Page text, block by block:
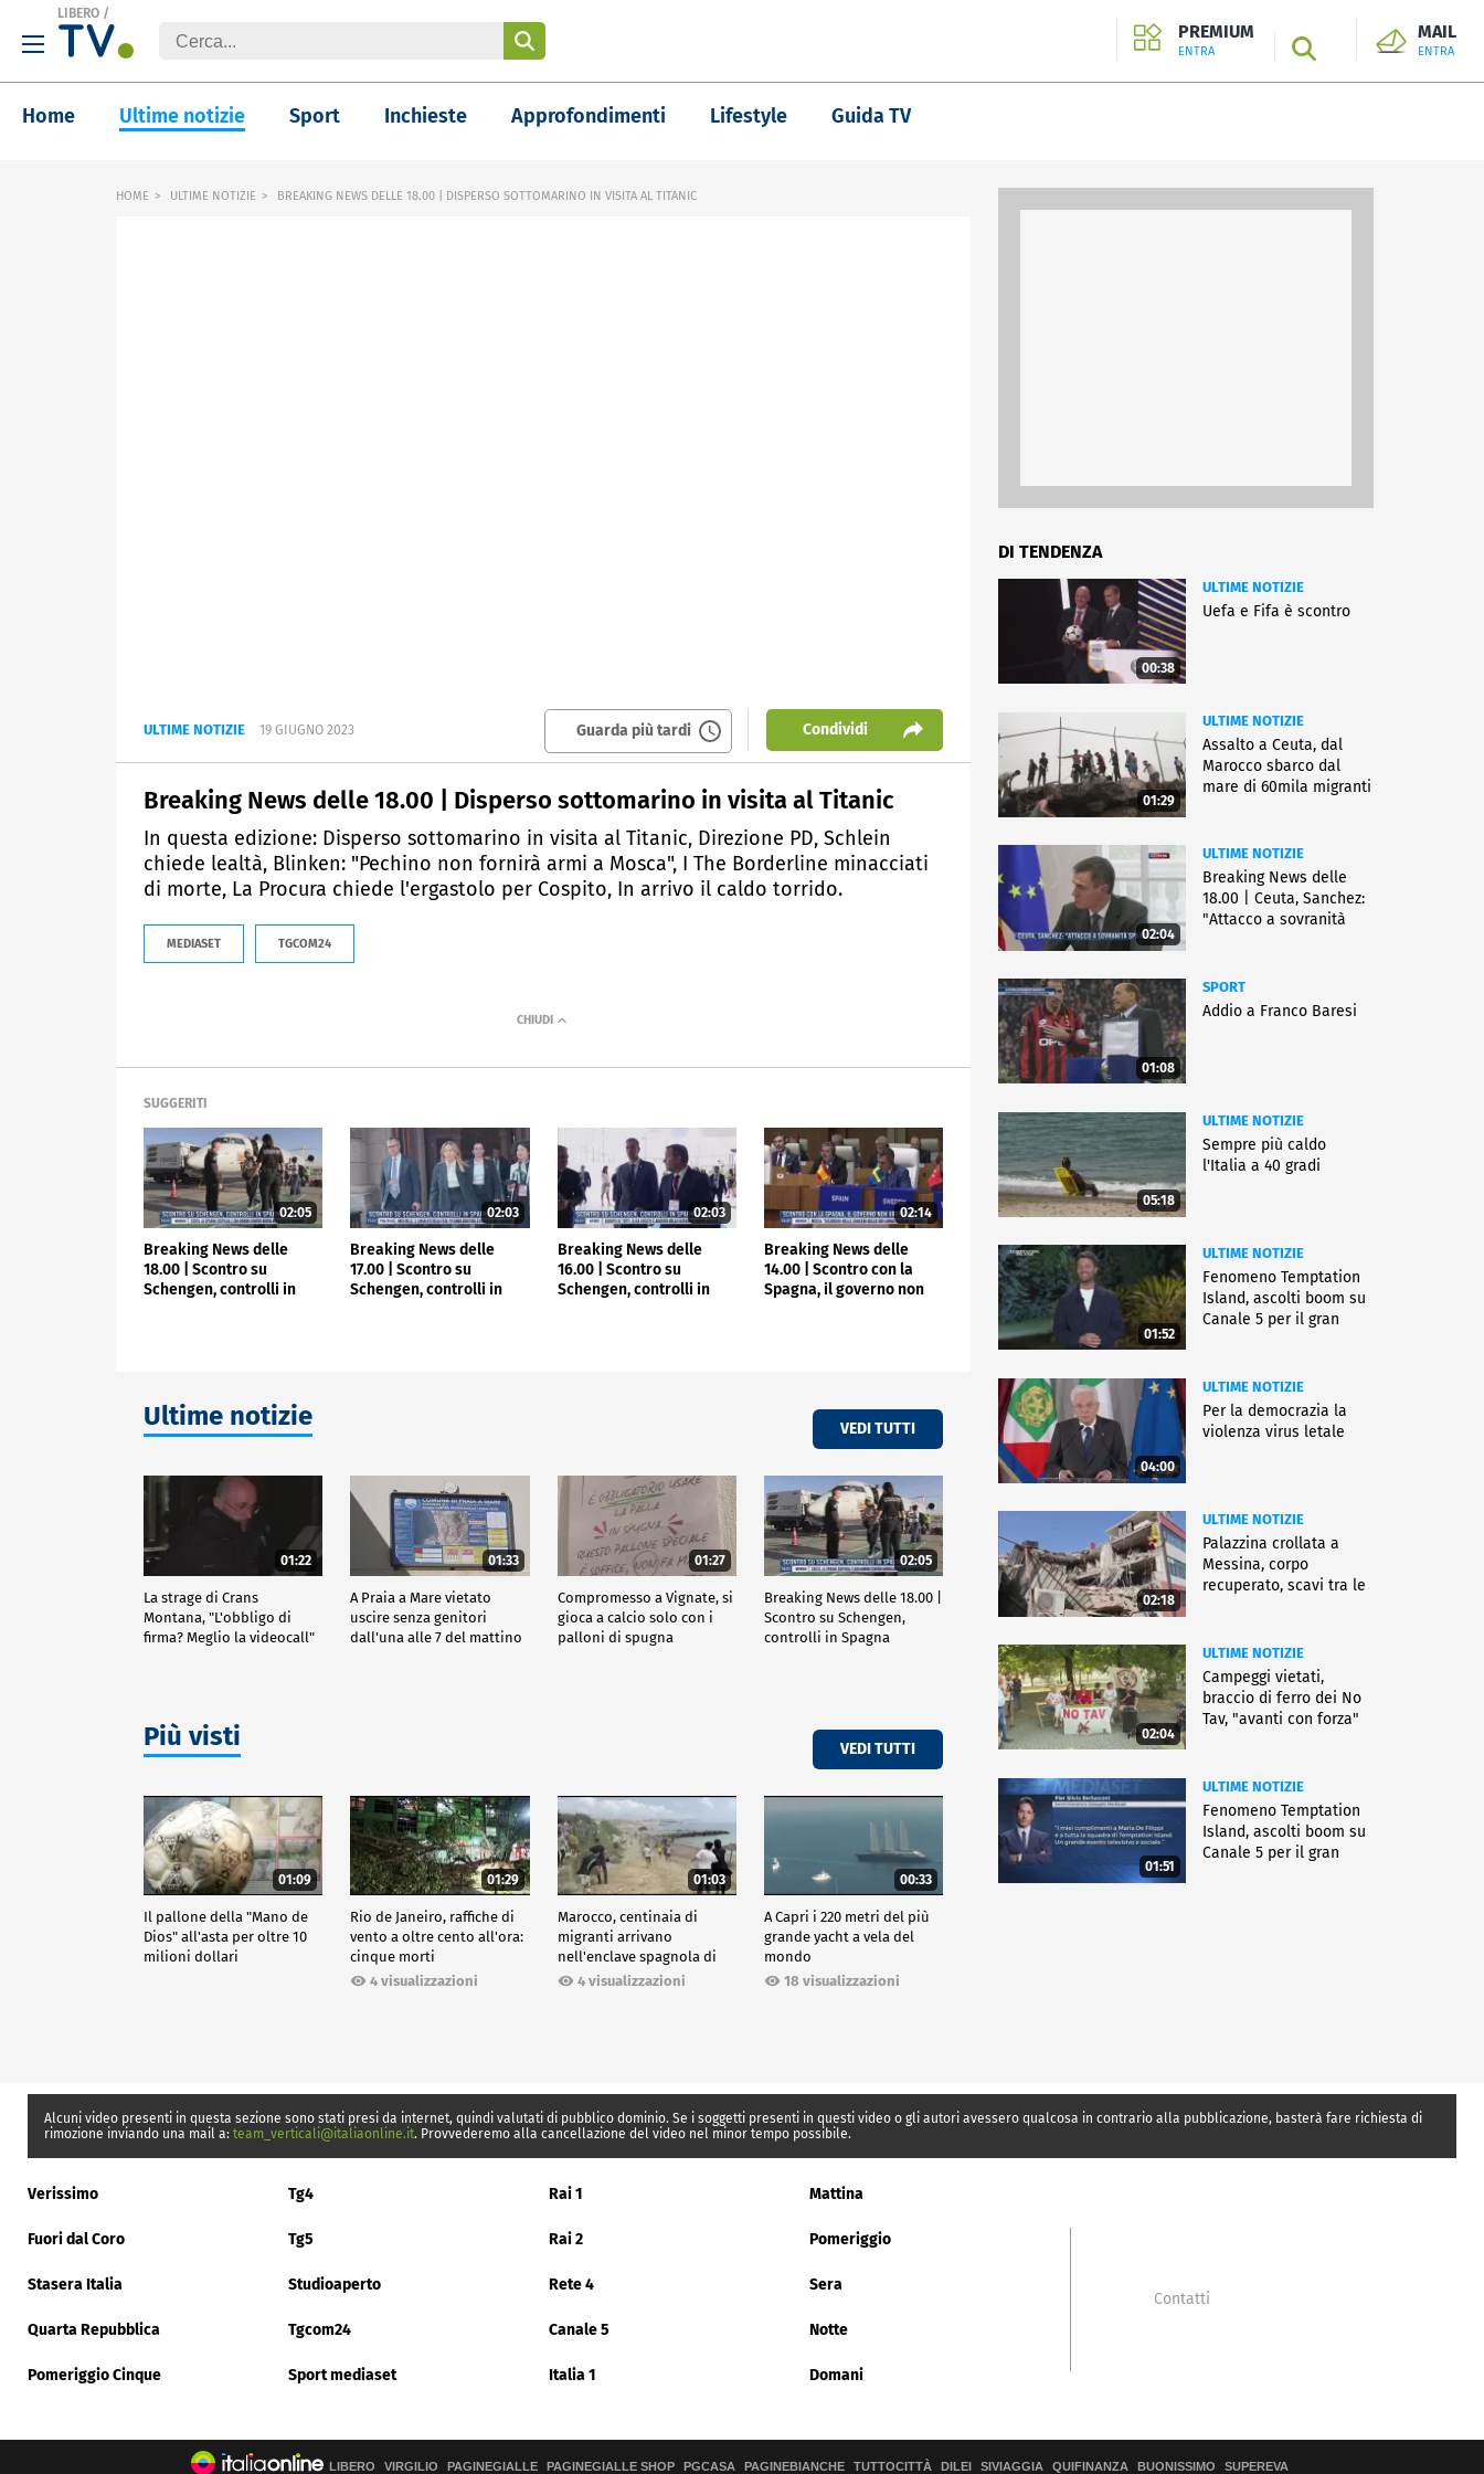
LIBERO /
PREMIUM
ENTRA SEARCH
MAIL
ENTRA
Home Ultime notizie Sport Inchieste Approfondimenti Lifestyle Guida TV
HOME ULTIME NOTIZIE BREAKING NEWS DELLE 18.00 | DISPERSO SOTTOMARINO IN VISITA AL TITANIC
ULTIME NOTIZIE 19 GIUGNO 2023 Guarda più tardi Condividi
Breaking News delle 18.00 | Disperso sottomarino in visita al Titanic
In questa edizione: Disperso sottomarino in visita al Titanic, Direzione PD, Schlein
chiede lealtà, Blinken: "Pechino non fornirà armi a Mosca", I The Borderline minacciati
di morte, La Procura chiede l'ergastolo per Cospito, In arrivo il caldo torrido.
MEDIASET TGCOM24
SUGGERITI
02:05
Breaking News delle
18.00 | Scontro su
Schengen, controlli in
02:03
Breaking News delle
17.00 | Scontro su
Schengen, controlli in
02:03
Breaking News delle
16.00 | Scontro su
Schengen, controlli in
02:14
Breaking News delle
14.00 | Scontro con la
Spagna, il governo non
Ultime notizie VEDI TUTTI
01:22
La strage di Crans
Montana, "L'obbligo di
firma? Meglio la videocall"
01:33
A Praia a Mare vietato
uscire senza genitori
dall'una alle 7 del mattino
01:27
Compromesso a Vignate, si
gioca a calcio solo con i
palloni di spugna
02:05
Breaking News delle 18.00 |
Scontro su Schengen,
controlli in Spagna
Più visti VEDI TUTTI
01:09
Il pallone della "Mano de
Dios" all'asta per oltre 10
milioni dollari
01:29
Rio de Janeiro, raffiche di
vento a oltre cento all'ora:
cinque morti
4 visualizzazioni
01:03
Marocco, centinaia di
migranti arrivano
nell'enclave spagnola di
Ceuta4 visualizzazioni
00:33
A Capri i 220 metri del più
grande yacht a vela del
mondo
18 visualizzazioni
DI TENDENZA
00:38
ULTIME NOTIZIE
Uefa e Fifa è scontro
01:29
ULTIME NOTIZIE
Assalto a Ceuta, dal
Marocco sbarco dal
mare di 60mila migranti
02:04
ULTIME NOTIZIE
Breaking News delle
18.00 | Ceuta, Sanchez:
"Attacco a sovranità
01:08
SPORT
Addio a Franco Baresi
05:18
ULTIME NOTIZIE
Sempre più caldo
l'Italia a 40 gradi
01:52
ULTIME NOTIZIE
Fenomeno Temptation
Island, ascolti boom su
Canale 5 per il gran
04:00
ULTIME NOTIZIE
Per la democrazia la
violenza virus letale
02:18
ULTIME NOTIZIE
Palazzina crollata a
Messina, corpo
recuperato, scavi tra le
02:04
ULTIME NOTIZIE
Campeggi vietati,
braccio di ferro dei No
Tav, "avanti con forza"
01:51
ULTIME NOTIZIE
Fenomeno Temptation
Island, ascolti boom su
Canale 5 per il gran
Alcuni video presenti in questa sezione sono stati presi da internet, quindi valutati di pubblico dominio. Se i soggetti presenti in questi video o gli autori avessero qualcosa in contrario alla pubblicazione, basterà fare richiesta di
rimozione inviando una mail a: team_verticali@italiaonline.it. Provvederemo alla cancellazione del video nel minor tempo possibile.
Verissimo Tg4 Rai 1 Mattina
Fuori dal Coro Tg5 Rai 2 Pomeriggio
Stasera Italia Studioaperto Rete 4 Sera
Quarta Repubblica Tgcom24 Canale 5 Notte
Pomeriggio Cinque Sport mediaset Italia 1 Domani
Contatti
LIBERO VIRGILIO PAGINEGIALLE PAGINEGIALLE SHOP PGCASA PAGINEBIANCHE TUTTOCITTÀ DILEI SIVIAGGIA QUIFINANZA BUONISSIMO SUPEREVA